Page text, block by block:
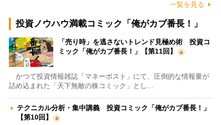
一覧を見る
投資ノウハウ満載コミック「俺がカブ番長！」
「売り時」を逃さないトレンド見極め術 投資コ
ミック「俺がカブ番長！」【第11回】
かつて投資情報雑誌「マネーポスト」にて、圧倒的な情報量が
詰め込まれた「天下無敵の株コミック」とし…
テクニカル分析・集中講義 投資コミック「俺がカブ番長！」
【第10回】